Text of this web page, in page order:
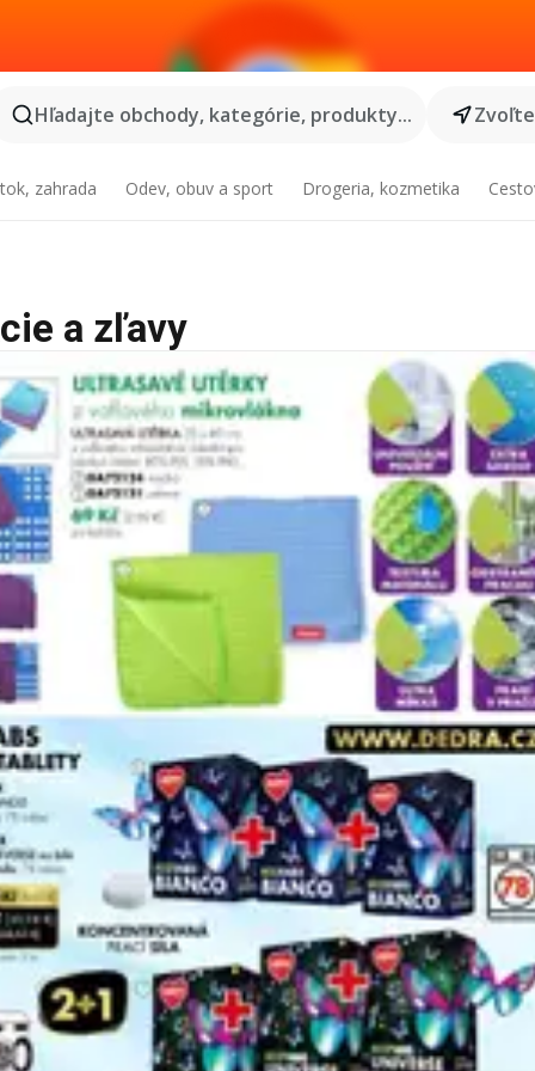
Hľadajte obchody, kategórie, produkty...
zahrada Odev, obuv a sport Drogeria, kozmetika
a zľavy